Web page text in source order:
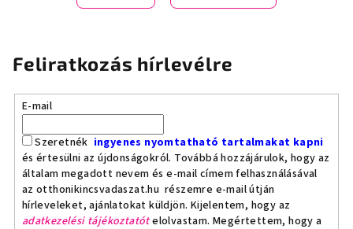
Feliratkozás hírlevélre
E-mail
Szeretnék ingyenes nyomtatható tartalmakat kapni
és értesülni az újdonságokról. Továbbá hozzájárulok, hogy az
általam megadott nevem és e-mail címem felhasználásával
az otthonikincsvadaszat.hu részemre e-mail útján
hírleveleket, ajánlatokat küldjön. Kijelentem, hogy az
adatkezelési tájékoztatótelolvastam. Megértettem, hogy a